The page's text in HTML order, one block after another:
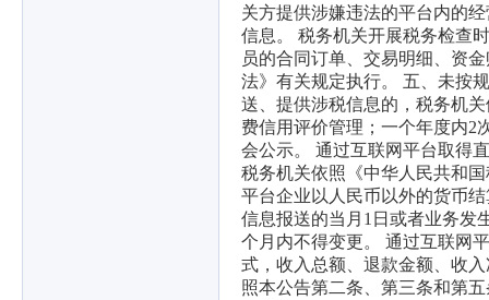
关方提供涉嫌违法的平台内的
信息。 税务机关开展税务检查
员的合同订单、交易明细、资
法》有关规定执行。 五、未按
送、提供涉税信息的，税务机
费信用评价管理；一个年度内2
会公示。 通过互联网平台取得
税务机关依照《中华人民共和
平台企业以人民币以外的货币
信息报送的当月1日或者业务发
个月内不得变更。 通过互联网
式，收入总额、退款金额、收
照本公告第二条、第三条和第